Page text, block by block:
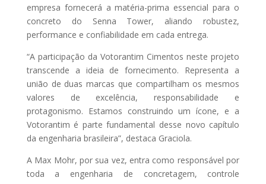
empresa fornecerá a matéria-prima essencial para o
concreto do Senna Tower, aliando robustez,
performance e confiabilidade em cada entrega.
“A participação da Votorantim Cimentos neste projeto
transcende a ideia de fornecimento. Representa a
união de duas marcas que compartilham os mesmos
valores de excelência, responsabilidade e
protagonismo. Estamos construindo um ícone, e a
Votorantim é parte fundamental desse novo capítulo
da engenharia brasileira”, destaca Graciola.
A Max Mohr, por sua vez, entra como responsável por
toda a engenharia de concretagem, controle